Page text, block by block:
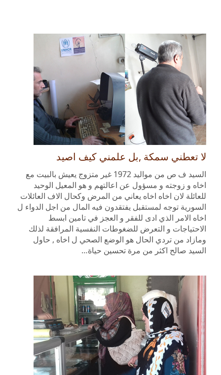
لا تعطني سمكة ,بل علمني كيف اصيد
السيد ف ص من مواليد 1972 غير متزوج يعيش بالبيت مع
اخاه و زوجته و مسؤول عن اعالتهم و هو المعيل الوحيد
للعائلة لان اخاه اخاه يعاني من المرض وكحال الاف العائلات
السورية توجه لمستقبل يفتقدون فيه المال من اجل الدواء ل
اخاه الامر الذي ادى للفقر و العجز في تامين ابسط
الاحتياجات و التعرض للضغوطات النفسية المرافقة لذلك
ومازاد من تردي الحال هو الوضع الصحي ل اخاه , حاول
السيد صالح اكثر من مرة تحسين حياة…